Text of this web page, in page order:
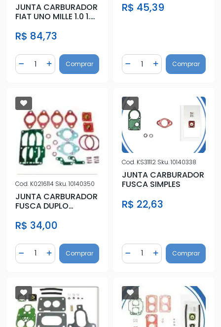
JUNTA CARBURADOR
FIAT UNO MILLE 1.0 1.3
DIAFRAGMA
R$ 84,73
Diminuir Quantidade
Quantidade
Adicionar Quantidade
Comprar
WEBER
R$ 45,39
Diminuir Quantidade
Quantidade
AdicionarComprar
Cod. K0216114 Sku.10140350
JUNTA CARBURADOR
FUSCA DUPLO
R$ 34,00
Diminuir Quantidade
Quantidade
Adicionar Quantidade
Comprar
Cod. KS31112 Sku.10140338
JUNTA CARBURADOR
FUSCA SIMPLES
R$ 22,63
Diminuir Quantidade
Quantidade
AdicionarComprar